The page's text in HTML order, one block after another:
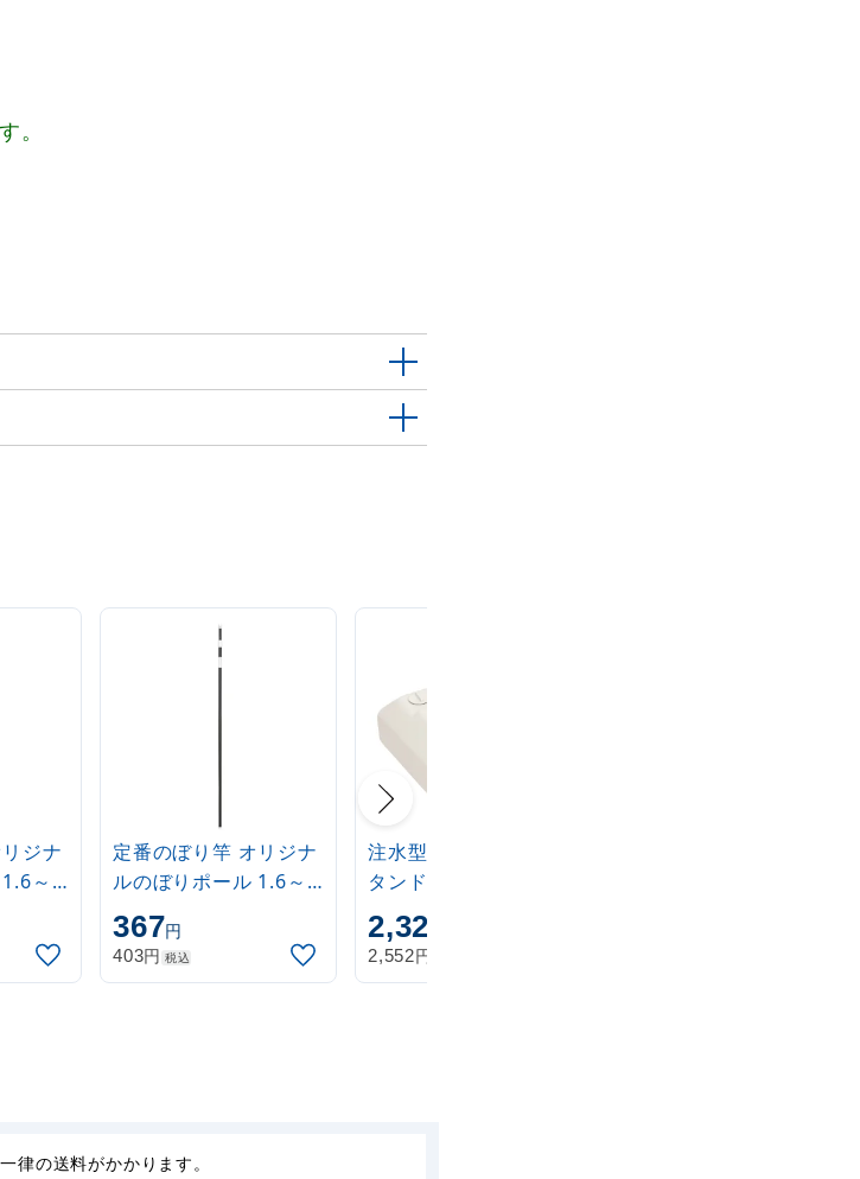
。
ジナ
～
定番のぼり竿 オリジナ
ルのぼりポール 1.6～
3m 伸縮式 黒
(30537BLK)
367円
403円 税込
注水型マルチのぼりス
タンド 20L
2,320
2,552円
律の送料がかかります。